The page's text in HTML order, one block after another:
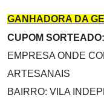
GANHADORA DA
CUPOM
EMPRESA ONDE
ARTESANAIS
BAIRRO: VILA